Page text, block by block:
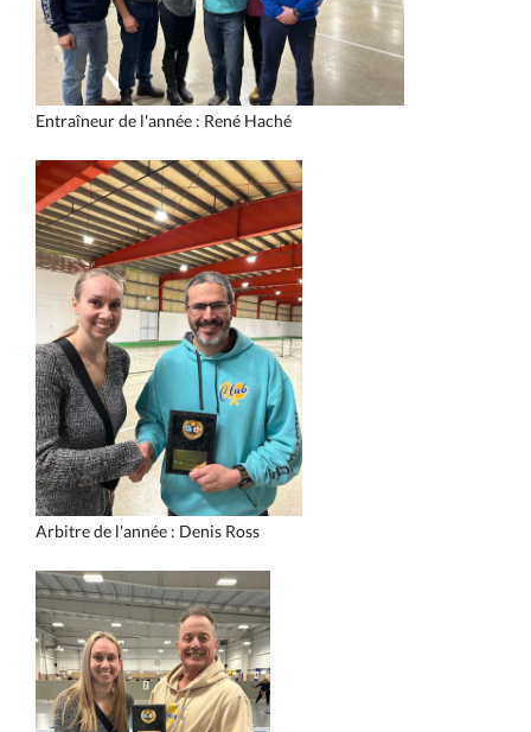
Entraîneur de l'année : René Haché
Arbitre de l'année : Denis Ross